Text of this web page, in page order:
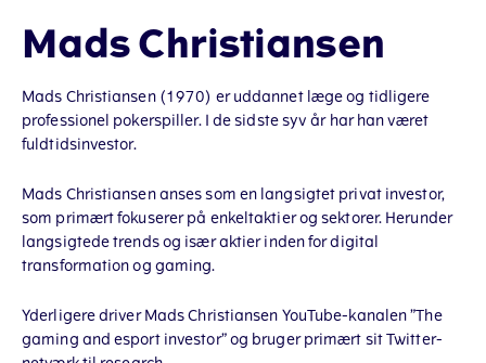
Mads Christiansen
Mads Christiansen (1970) er uddannet læge og tidligere
professionel pokerspiller. I de sidste syv år har han været
fuldtidsinvestor.
Mads Christiansen anses som en langsigtet privat investor,
som primært fokuserer på enkeltaktier og sektorer. Herunder
langsigtede trends og især aktier inden for digital
transformation og gaming.
Yderligere driver Mads Christiansen YouTube-kanalen ”The
gaming and esport investor” og bruger primært sit Twitter-